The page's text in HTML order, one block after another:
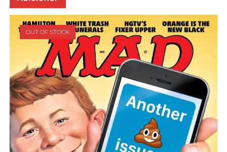
OUT OF STOCK